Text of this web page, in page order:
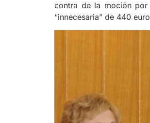
contra de la moción por
“innecesaria” de 440